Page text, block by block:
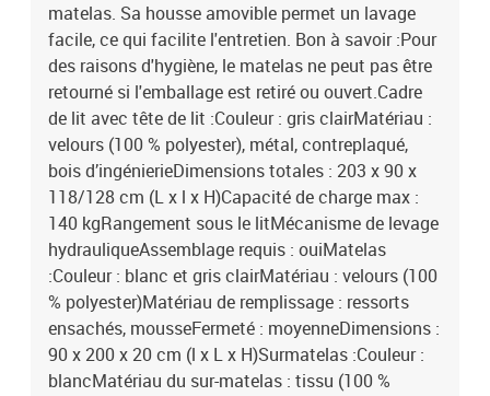
matelas. Sa housse amovible permet un lavage
facile, ce qui facilite l'entretien. Bon à savoir :Pour
des raisons d'hygiène, le matelas ne peut pas être
retourné si l'emballage est retiré ou ouvert.Cadre
de lit avec tête de lit :Couleur : gris clairMatériau :
velours (100 % polyester), métal, contreplaqué,
bois d’ingénierieDimensions totales : 203 x 90 x
118/128 cm (L x l x H)Capacité de charge max :
140 kgRangement sous le litMécanisme de levage
hydrauliqueAssemblage requis : ouiMatelas
:Couleur : blanc et gris clairMatériau : velours (100
% polyester)Matériau de remplissage : ressorts
ensachés, mousseFermeté : moyenneDimensions :
90 x 200 x 20 cm (l x L x H)Surmatelas :Couleur :
blancMatériau du sur-matelas : tissu (100 %